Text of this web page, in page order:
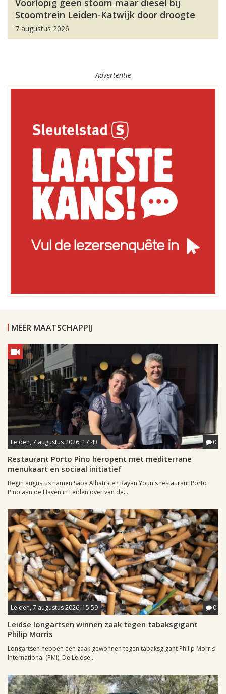
Voorlopig geen stoom maar diesel bij
Stoomtrein Leiden-Katwijk door droogte
7 augustus 2026
Advertentie
MEER MAATSCHAPPIJ
Leiden, 7 augustus 2026, 17:43 0
Restaurant Porto Pino heropent met mediterrane
menukaart en sociaal initiatief
Begin augustus namen Saba Alhatra en Rayan Younis restaurant Porto
Pino aan de Haven in Leiden over van de...
Leiden, 7 augustus 2026, 15:59 0
Leidse longartsen winnen zaak tegen tabaksgigant
Philip Morris
Longartsen hebben een zaak gewonnen tegen tabaksgigant Philip Morris
International (PMI). De Leidse...